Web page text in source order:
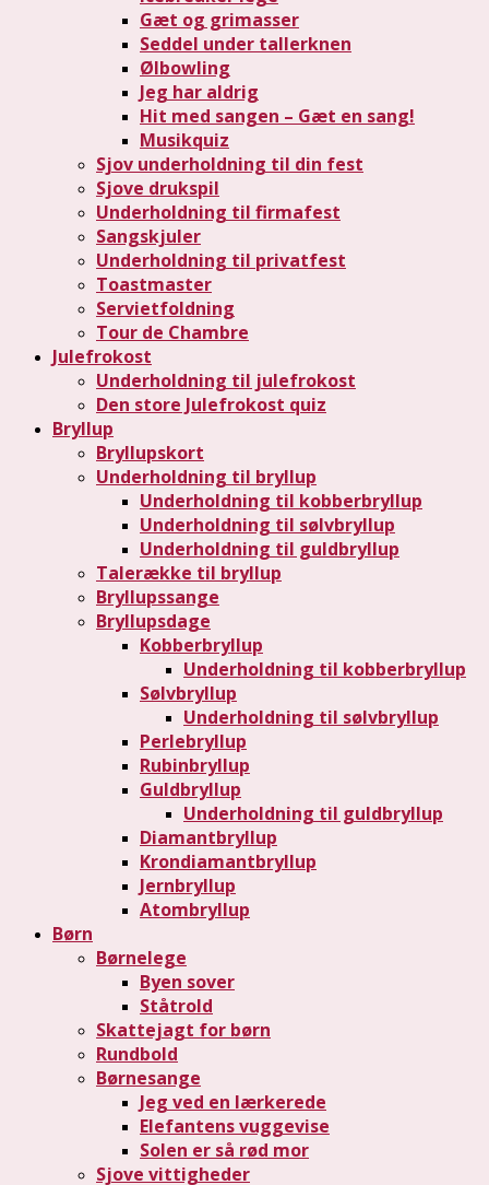
Gæt og grimasser
Seddel under tallerknen
Ølbowling
Jeg har aldrig
Hit med sangen – Gæt en sang!
Musikquiz
Sjov underholdning til din fest
Sjove drukspil
Underholdning til firmafest
Sangskjuler
Underholdning til privatfest
Toastmaster
Servietfoldning
Tour de Chambre
Julefrokost
Underholdning til julefrokost
Den store Julefrokost quiz
Bryllup
Bryllupskort
Underholdning til bryllup
Underholdning til kobberbryllup
Underholdning til sølvbryllup
Underholdning til guldbryllup
Talerække til bryllup
Bryllupssange
Bryllupsdage
Kobberbryllup
Underholdning til kobberbryllup
Sølvbryllup
Underholdning til sølvbryllup
Perlebryllup
Rubinbryllup
Guldbryllup
Underholdning til guldbryllup
Diamantbryllup
Krondiamantbryllup
Jernbryllup
Atombryllup
Børn
Børnelege
Byen sover
Ståtrold
Skattejagt for børn
Rundbold
Børnesange
Jeg ved en lærkerede
Elefantens vuggevise
Solen er så rød mor
Sjove vittigheder